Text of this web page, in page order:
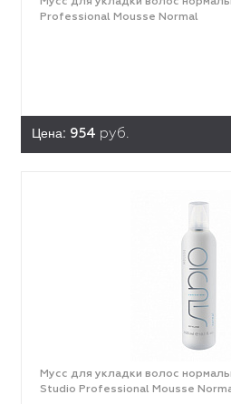
Professional Mousse Normal
Цена: 954 руб.
Мусс для укладки волос
Studio Professional Mousse